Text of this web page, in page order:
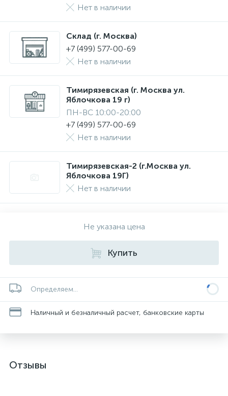
Нет в наличии
Склад (г. Москва)
+7 (499) 577-00-69
Нет в наличии
Тимирязевская (г. Москва ул.
Яблочкова 19 г)
ПН-ВС 10:00-20:00
+7 (499) 577-00-69
Нет в наличии
Тимирязевская-2 (г.Москва ул.
Яблочкова 19Г)
Нет в наличии
Не указана цена
Купить
Определяем...
Наличный и безналичный расчет, банковские карты
Отзывы